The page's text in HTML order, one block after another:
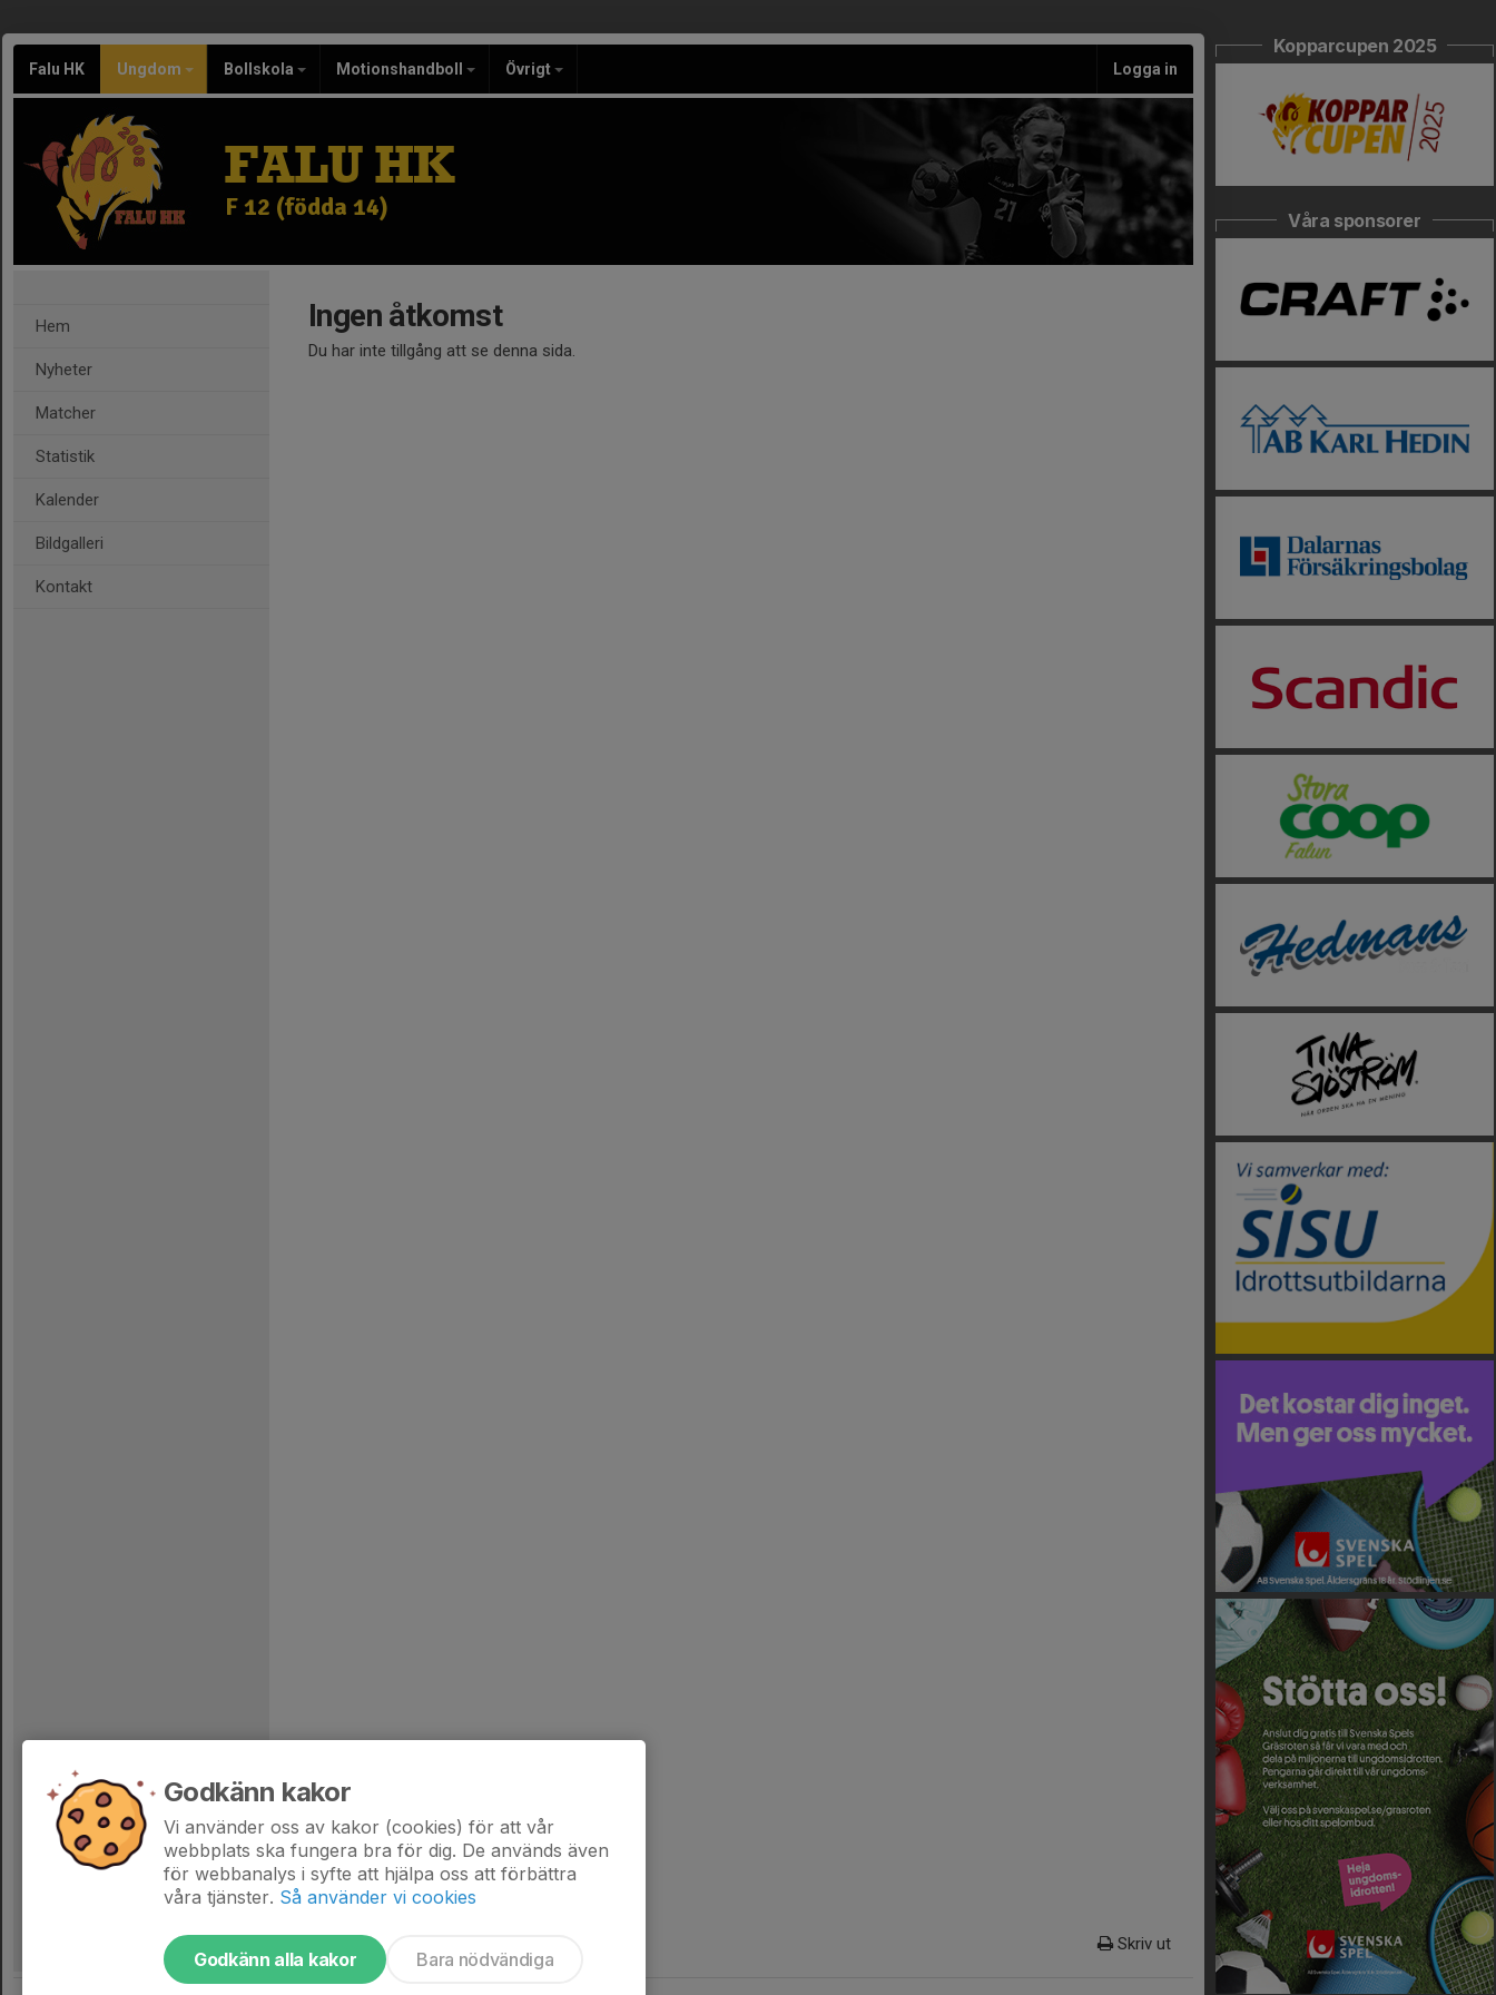
Falu HK Ungdom Bollskola Motionshandboll Övrigt Logga in
FALU HK
F 12 (födda 14)
Hem
Nyheter
Matcher
Statistik
Kalender
Bildgalleri
Kontakt
Ingen åtkomst
Du har inte tillgång att se denna sida.
Skriv ut
Kopparcupen 2025
Våra sponsorer
Godkänn kakor
Vi använder oss av kakor (cookies) för att vår
webbplats ska fungera bra för dig. De används även
för webbanalys i syfte att hjälpa oss att förbättra
våra tjänster. Så använder vi cookies
Godkänn alla kakor Bara nödvändiga